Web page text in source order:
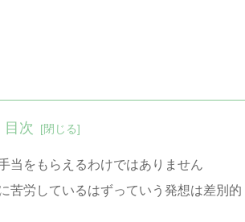
目次
当をもらえるわけではありません
苦労しているはずっていう発想は差別的